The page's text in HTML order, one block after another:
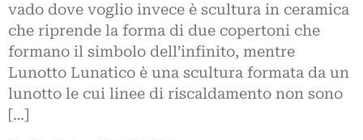
vado dove voglio invece è scultura in ceramica
che riprende la forma di due copertoni che
formano il simbolo dell’infinito, mentre
Lunotto Lunatico è una scultura formata da un
lunotto le cui linee di riscaldamento non sono
[…]